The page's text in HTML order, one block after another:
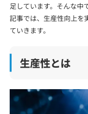
足しています。そんな中
記事では、生産性向上を
ていきます。
生産性とは